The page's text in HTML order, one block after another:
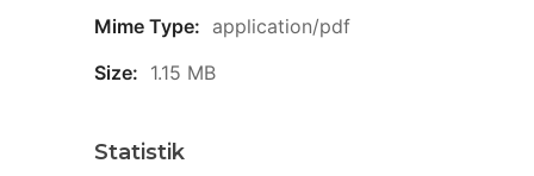
Mime Type: application/pdf
Size: 1.15 MB
Statistik